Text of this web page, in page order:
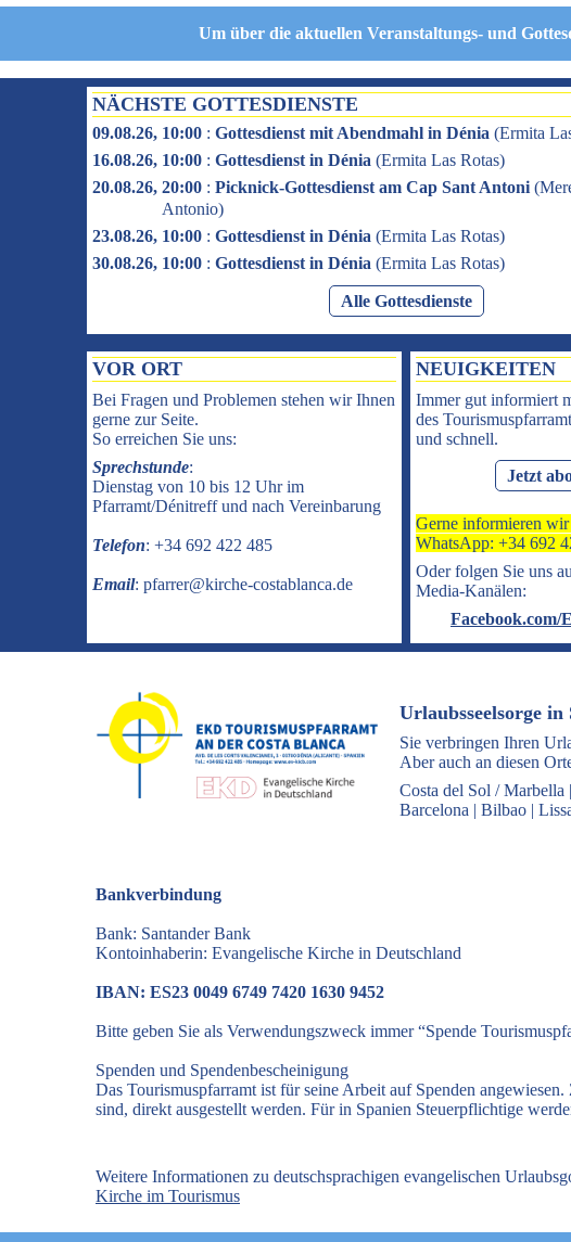
Um über die aktuellen Veranstaltungs- und
NÄCHSTE GOTTESDIENSTE
09.08.26, 10:00 : Gottesdienst mit Abendmahl in Dénia (Ermita
16.08.26, 10:00 : Gottesdienst in Dénia (Ermita Las Rotas)
20.08.26, 20:00 : Picknick-Gottesdienst am Cap Sant Antoni (
Antonio)
23.08.26, 10:00 : Gottesdienst in Dénia (Ermita Las Rotas)
30.08.26, 10:00 : Gottesdienst in Dénia (Ermita Las Rotas)
Alle Gottesdienste
VOR ORT
Bei Fragen und Problemen stehen wir Ihnen
gerne zur Seite.
So erreichen Sie uns:
Sprechstunde:
Dienstag von 10 bis 12 Uhr im
Pfarramt/Dénitreff und nach Vereinbarung
Telefon: +34 692 422 485
Email: pfarrer@kirche-costablanca.de
NEUIGKEITEN
Immer gut informiert
des
und schnell.
Jetzt
Gerne informieren wir
WhatsApp: +34 692
Oder folgen Sie uns
Media-Kanälen:
Facebook.com/
Urlaubsseelsorge
Sie verbringen Ihren
Aber auch an diesen
Costa del Sol / Marbella |
Barcelona | Bilbao |
Bankverbindung
Bank: Santander Bank
Kontoinhaberin: Evangelische Kirche in Deutschland
IBAN: ES23 0049 6749 7420 1630 9452
Bitte geben Sie als Verwendungszweck immer “Spende
Spenden und Spendenbescheinigung
Das Tourismuspfarramt ist für seine Arbeit auf Spenden
sind, direkt ausgestellt werden. Für in Spanien Steuerpflichtige
Weitere Informationen zu deutschsprachigen evangelischen
Kirche im Tourismus